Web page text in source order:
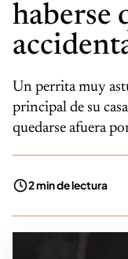
haberse
Un perrita muy
principal de su
quedarse afuera
2 min de lectura